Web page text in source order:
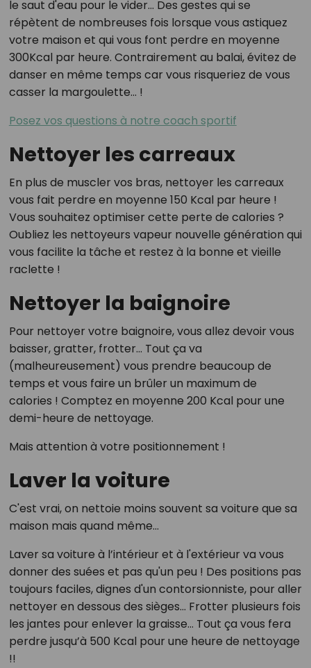
le saut d'eau pour le vider... Des gestes qui se
répètent de nombreuses fois lorsque vous astiquez
votre maison et qui vous font perdre en moyenne
300Kcal par heure. Contrairement au balai, évitez de
danser en même temps car vous risqueriez de vous
casser la margoulette... !
Posez vos questions à notre coach sportif
Nettoyer les carreaux
En plus de muscler vos bras, nettoyer les carreaux
vous fait perdre en moyenne 150 Kcal par heure !
Vous souhaitez optimiser cette perte de calories ?
Oubliez les nettoyeurs vapeur nouvelle génération qui
vous facilite la tâche et restez à la bonne et vieille
raclette !
Nettoyer la baignoire
Pour nettoyer votre baignoire, vous allez devoir vous
baisser, gratter, frotter... Tout ça va
(malheureusement) vous prendre beaucoup de
temps et vous faire un brûler un maximum de
calories ! Comptez en moyenne 200 Kcal pour une
demi-heure de nettoyage.
Mais attention à votre positionnement !
Laver la voiture
C'est vrai, on nettoie moins souvent sa voiture que sa
maison mais quand même...
Laver sa voiture à l’intérieur et à l'extérieur va vous
donner des suées et pas qu'un peu ! Des positions pas
toujours faciles, dignes d'un contorsionniste, pour aller
nettoyer en dessous des sièges... Frotter plusieurs fois
les jantes pour enlever la graisse... Tout ça vous fera
perdre jusqu’à 500 Kcal pour une heure de nettoyage
!!